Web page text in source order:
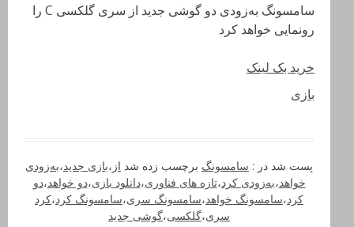
سامسونگ به‌زودی دو گوشی جدید از سری گلکسی C را
رونمایی خواهد کرد
خرید بک لینک
بازی
پست شد در : سامسونگ برچسب زده شد از ،بازی جدید،به‌زودی
خواهد،به‌زودی کرد،تازه های فناوری،دانلود بازی،دو خواهد،دو
کرد،سامسونگ خواهد،سامسونگ سری،سامسونگ کرد،کرد
سری،گلکسی،گوشی جدید